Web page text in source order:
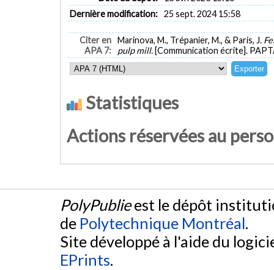
Dernière modification: 25 sept. 2024 15:58
Citer en
APA 7:
Marinova, M., Trépanier, M., & Paris, J.
pulp mill. [Communication écrite].
Statistiques
Actions réservées au
PolyPublieest le dépôt
de Polytechnique Montréal.
Site développé à l'aide du
EPrints.